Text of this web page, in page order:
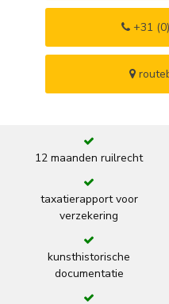
+31
12 maanden ruilrecht
taxatierapport voor
verzekering
kunsthistorische
documentatie